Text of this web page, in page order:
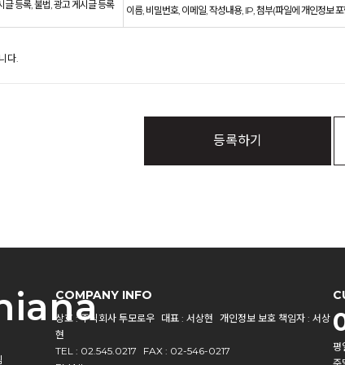
글 등록, 불법, 광고 게시글 등록
이름, 비밀번호, 이메일, 작성내용, IP, 첨부(파일에 개인정보
다.
등록하기
COMPANY INFO
상호 : 주식회사 투모로우 대표 : 서상현 개인정보 보호 책임자 : 서상
현
TEL : 02.545.0217
FAX : 02-546-0217
평